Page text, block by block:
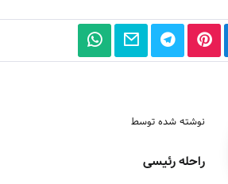
نوشته شده توسط
راحله رئیسی